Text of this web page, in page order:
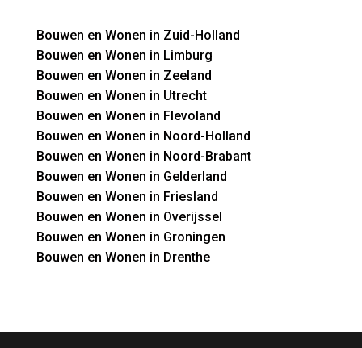
Bouwen en Wonen in Zuid-Holland
Bouwen en Wonen in Limburg
Bouwen en Wonen in Zeeland
Bouwen en Wonen in Utrecht
Bouwen en Wonen in Flevoland
Bouwen en Wonen in Noord-Holland
Bouwen en Wonen in Noord-Brabant
Bouwen en Wonen in Gelderland
Bouwen en Wonen in Friesland
Bouwen en Wonen in Overijssel
Bouwen en Wonen in Groningen
Bouwen en Wonen in Drenthe